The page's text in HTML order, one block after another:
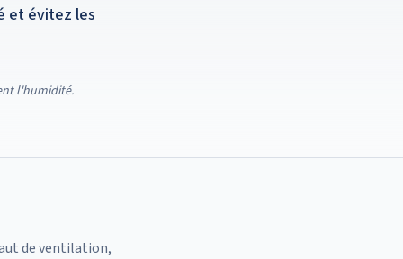
et évitez les
l'humidité.
de ventilation,